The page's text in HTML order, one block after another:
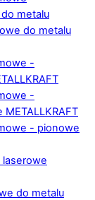
do metalu
do metalu
-
-
- pionowe
laserowe
do metalu